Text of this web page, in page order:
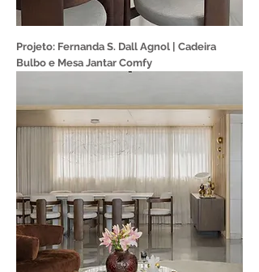
Projeto: Fernanda S. Dall Agnol | Cadeira
Bulbo e Mesa Jantar Comfy